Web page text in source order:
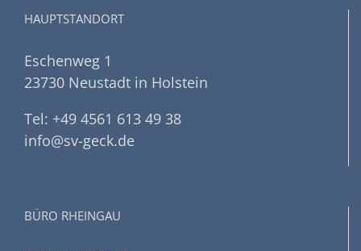
HAUPTSTANDORT
Eschenweg 1
23730 Neustadt in Holstein
Tel: +49 4561 613 49 38
info@sv-geck.de
BÜRO RHEINGAU